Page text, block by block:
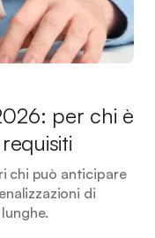
per chi è
chi può anticipare
di